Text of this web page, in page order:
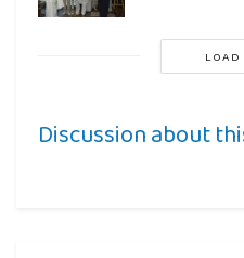
LOAD
Discussion about